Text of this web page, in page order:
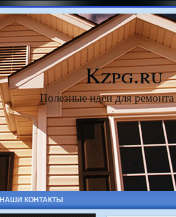
Kzpg.ru
Полезные идеи для
НАШИ КОНТАКТЫ